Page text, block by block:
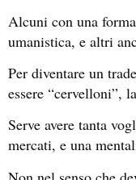
Alcuni con una
umanistica, e altri
Per diventare un
essere “cervelloni”,
Serve avere tanta
mercati, e una